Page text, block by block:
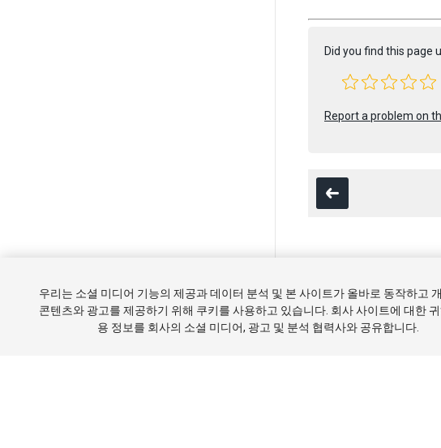
Did you find this page
Report a problem on
튜토리얼 커뮤니티 답변
우리는 소셜 미디어 기능의 제공과 데이터 분석 및 본 사이트가 올바로 동작하고
콘텐츠와 광고를 제공하기 위해 쿠키를 사용하고 있습니다. 회사 사이트에 대한
용 정보를 회사의 소셜 미디어, 광고 및 분석 협력사와 공유합니다.